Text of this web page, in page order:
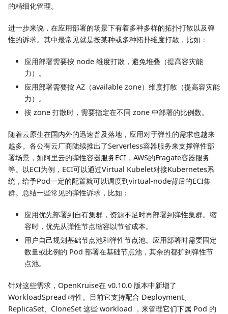
的精细化管理。
进一步来说，在应用部署的场景下有着多种多样的拓扑打散以及弹
性的诉求。其中最常见就是按某种或多种拓扑维度打散，比如：
应用部署需要按 node 维度打散，避免堆叠（提高容灾能
力）。
应用部署需要按 AZ（available zone）维度打散（提高容灾能
力）。
按 zone 打散时，需要指定在不同 zone 中部署的比例数。
随着云原生在国内外的迅速普及落地，应用对于弹性的需求也越来
越多。各公有云厂商陆续推出了Serverless容器服务来支撑弹性部
署场景，如阿里云的弹性容器服务ECI，AWS的Fragate容器服务
等。以ECI为例，ECI可以通过Virtual Kubelet对接Kubernetes系
统，给予Pod一定的配置就可以调度到virtual-node背后的ECI集
群。总结一些常见的弹性诉求，比如：
应用优先部署到自有集群，资源不足时再部署到弹性集群。缩
容时，优先从弹性节点缩容以节省成本。
用户自己规划基础节点池和弹性节点池。应用部署时需要固定
数量或比例的 Pod 部署在基础节点池，其余的都扩到弹性节
点池。
针对这些需求，OpenKruise在 v0.10.0 版本中新增了
WorkloadSpread 特性。目前它支持配合 Deployment、
ReplicaSet、CloneSet 这些 workload ，来管理它们下属 Pod 的